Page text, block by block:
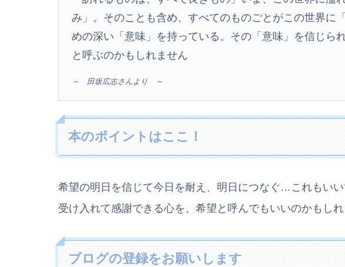
み」。そのことも含め、すべてのものごとがこの世界に
めの深い「意味」を持っている。その「意味」を信じら
と呼ぶのかもしれません
～ 田坂広志さんより ～
本のポイントはここ！
希望の明日を信じて今日を耐え、明日につなぐ…これもい
受け入れて感謝できる心を、希望と呼んでもいいのかもし
ブログの登録をお願いします